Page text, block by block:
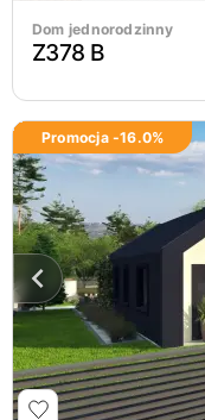
Dom jednorodzinny
Z378 B
Promocja -16.0%